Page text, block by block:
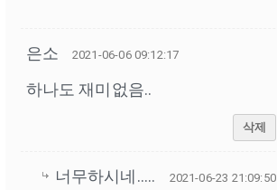
은소 2021-06-06 09:12:17
하나도 재미없음..
삭제
너무하시네..... 2021-06-23 21:09:50